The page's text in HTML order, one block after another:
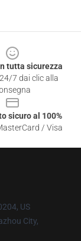
tutta sicurezza
7 dai clic alla
sicuro al 100%
/ Visa
US
City,